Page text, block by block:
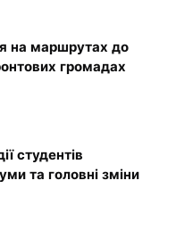
на маршрутах до
громадах
студентів
та головні зміни